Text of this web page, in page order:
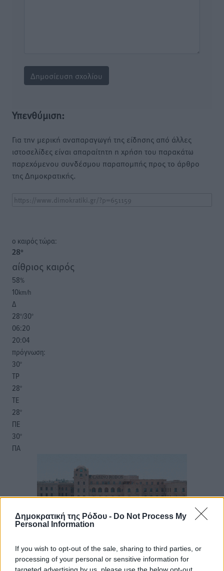
Δημοκρατική της Ρόδου - Do Not Process My
Personal Information
If you wish to opt-out of the sale, sharing to third parties, or
processing of your personal or sensitive information for
Υπενθύμιση:
Για την μερική αναπαραγωγή της είδησης από άλλες
ιστοσελίδες είναι απαραίτητη η χρήση του παρακάτω
παρεχόμενου συνδέσμου παραπομπής προς το άρθρο
της Δημοκρατικής.
o καιρός τώρα:
28°
αίθριος καιρός
58%
10km/h
Δ
28°/30°
06:20
20:04
πρόγνωση:
30°
ΤΡ
28°
ΤΕ
28°
ΠΕ
30°
ΠΑ